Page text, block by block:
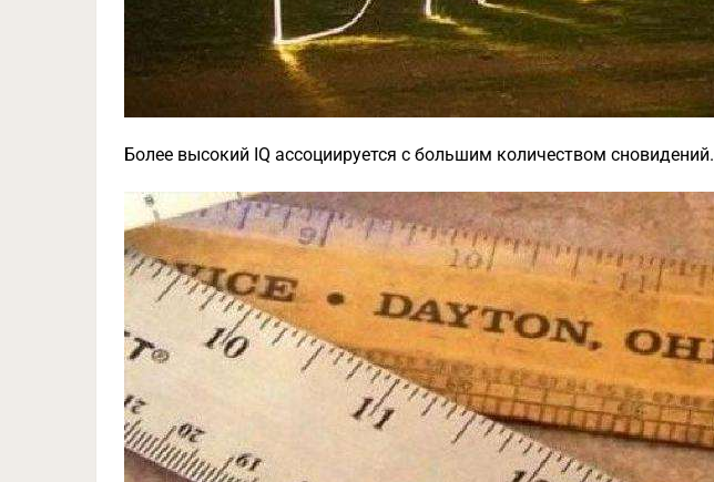
Более высокий IQ ассоциируется с большим количеством сновидений.